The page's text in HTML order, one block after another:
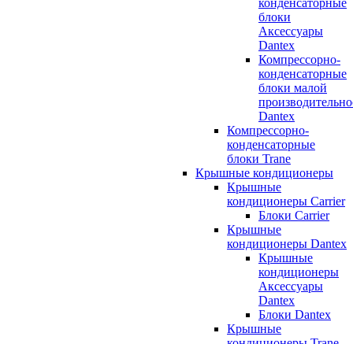
блоки
Аксессуары
Dantex
Компрессорно-
конденсаторные
блоки малой
Dantex
Компрессорно-
конденсаторные
блоки Trane
Крышные кондиционеры
Крышные
кондиционеры Carrier
Блоки Carrier
Крышные
кондиционеры Dantex
Крышные
кондиционеры
Аксессуары
Dantex
Блоки Dantex
Крышные